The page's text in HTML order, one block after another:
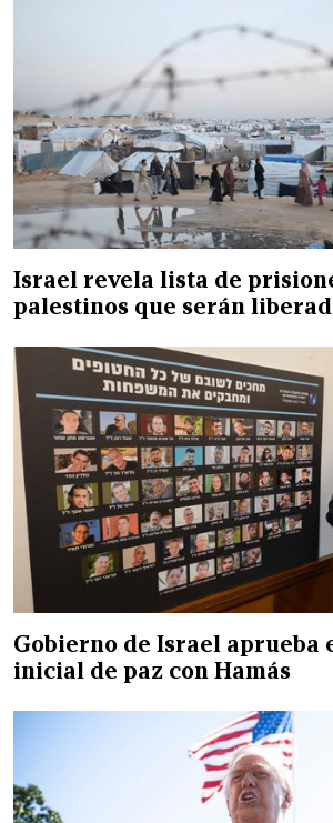
Israel revela lista de
palestinos que serán
Gobierno de Israel aprueba
inicial de paz con Hamás